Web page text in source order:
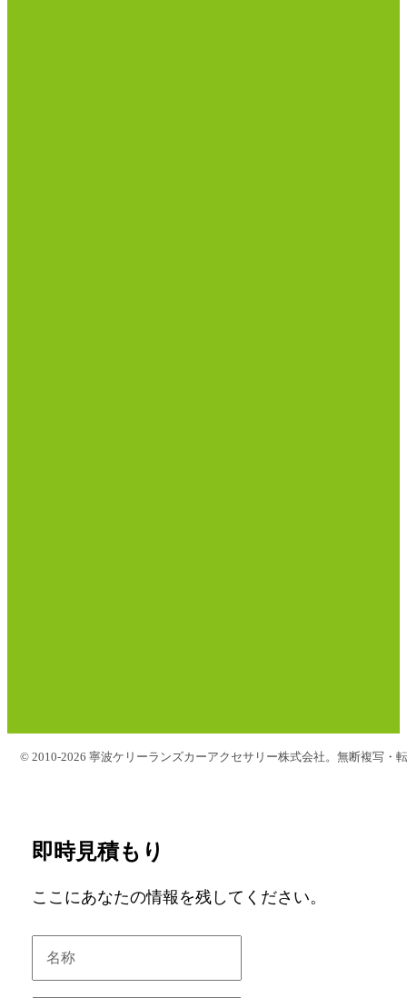
© 2010-2026 寧波ケリーランズカーアクセサリー株式会社。無断複写・
即時見積もり
ここにあなたの情報を残してください。